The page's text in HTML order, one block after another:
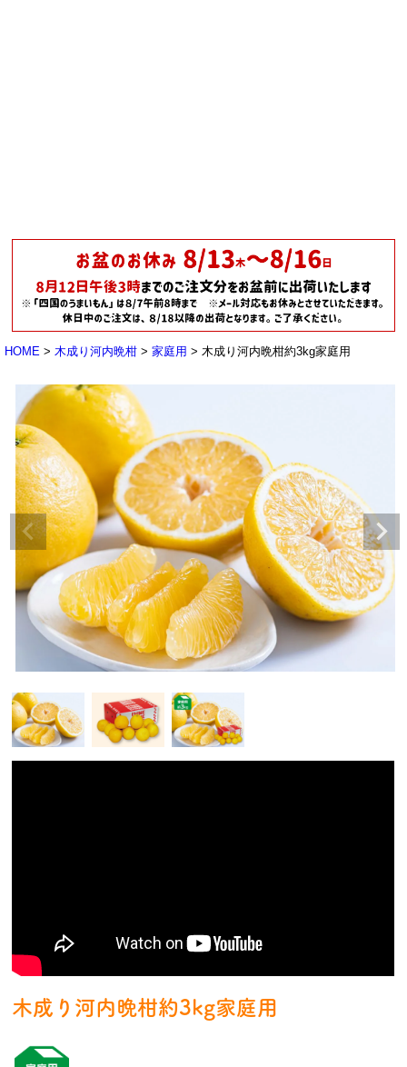
HOME 木成り河内晩柑 家庭用 木成り河内晩柑約3kg家庭用
木成り河内晩柑約3kg家庭用